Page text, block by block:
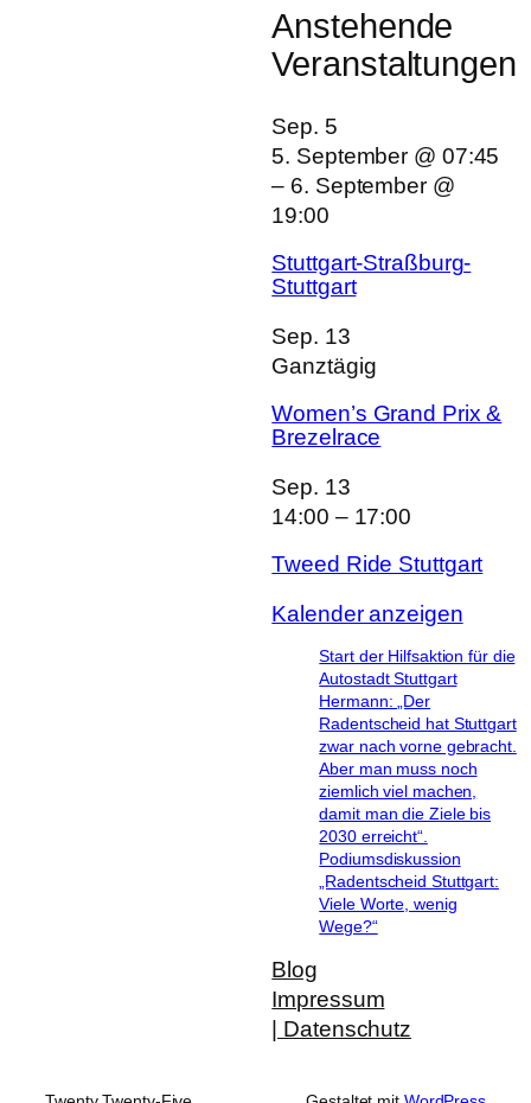
Anstehende
Veranstaltungen
Sep. 5
5. September @ 07:45
– 6. September @
19:00
Stuttgart-Straßburg-
Stuttgart
Sep. 13
Ganztägig
Women’s Grand Prix &
Brezelrace
Sep. 13
14:00 – 17:00
Tweed Ride Stuttgart
Kalender anzeigen
Start der Hilfsaktion für die
Autostadt Stuttgart
Hermann: „Der
Radentscheid hat Stuttgart
zwar nach vorne gebracht.
Aber man muss noch
ziemlich viel machen,
damit man die Ziele bis
2030 erreicht“.
Podiumsdiskussion
„Radentscheid Stuttgart:
Viele Worte, wenig
Wege?“
Blog
Impressum
| Datenschutz